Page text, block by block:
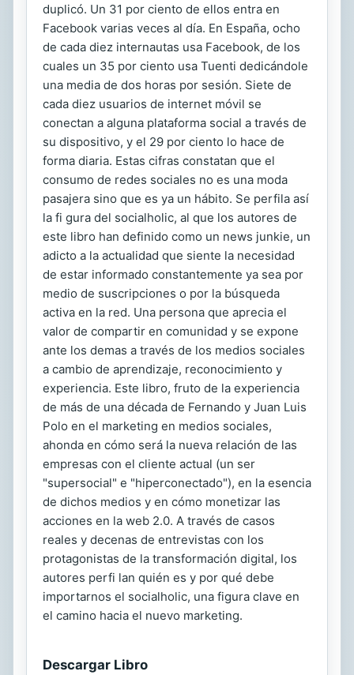
duplicó. Un 31 por ciento de ellos entra en
Facebook varias veces al día. En España, ocho
de cada diez internautas usa Facebook, de los
cuales un 35 por ciento usa Tuenti dedicándole
una media de dos horas por sesión. Siete de
cada diez usuarios de internet móvil se
conectan a alguna plataforma social a través de
su dispositivo, y el 29 por ciento lo hace de
forma diaria. Estas cifras constatan que el
consumo de redes sociales no es una moda
pasajera sino que es ya un hábito. Se perfila así
la fi gura del socialholic, al que los autores de
este libro han definido como un news junkie, un
adicto a la actualidad que siente la necesidad
de estar informado constantemente ya sea por
medio de suscripciones o por la búsqueda
activa en la red. Una persona que aprecia el
valor de compartir en comunidad y se expone
ante los demas a través de los medios sociales
a cambio de aprendizaje, reconocimiento y
experiencia. Este libro, fruto de la experiencia
de más de una década de Fernando y Juan Luis
Polo en el marketing en medios sociales,
ahonda en cómo será la nueva relación de las
empresas con el cliente actual (un ser
"supersocial" e "hiperconectado"), en la esencia
de dichos medios y en cómo monetizar las
acciones en la web 2.0. A través de casos
reales y decenas de entrevistas con los
protagonistas de la transformación digital, los
autores perfi lan quién es y por qué debe
importarnos el socialholic, una figura clave en
el camino hacia el nuevo marketing.
Descargar Libro